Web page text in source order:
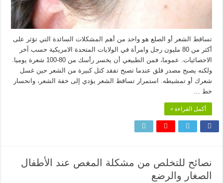
تساقط الشعر أو الصلع هو واحد من أهم المشكلات السائدة التي تؤثر على
أكثر من 80 مليون رجل وامرأة في الولايات المتحدة الامريكية حسب آخر
الاحصائيات. عموما، فمن الطبيعي أن يخسر رأسك من 80-100 شعرة يوميا.
ولكنه يصبح مصدر قلق عندما تصبح تفقد كتل كبيرة من الشعر حين غسل
شعرك أو تمشيطه. استمرار تساقط الشعر يؤدي إلى خفة الشعر، وانحسار
خط …
أكمل القراءة »
نصائح للتخلص من مشكلة المغص عند الأطفال
الصغار والرضع